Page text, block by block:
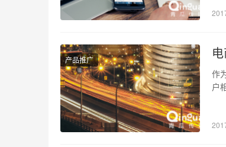
产品推广
作
户